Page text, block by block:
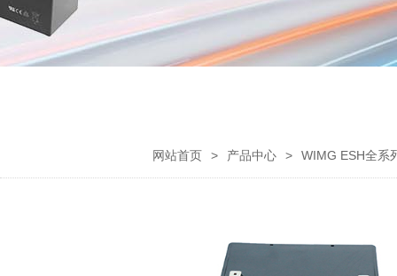
网站首页 > 产品中心 > WIMG ESH全系